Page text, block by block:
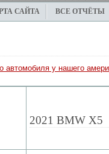
САЙТА ВСЕ ОТЧЁТЫ
автомобиля у нашего
2021 BMW X5